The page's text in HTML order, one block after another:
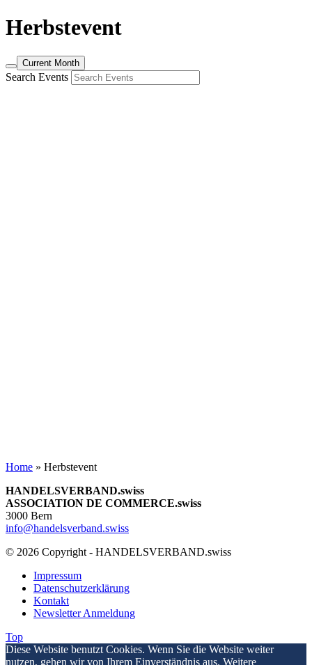
Herbstevent
Current Month
Search Events
Home » Herbstevent
HANDELSVERBAND.swiss
ASSOCIATION DE COMMERCE.swiss
3000 Bern
info@handelsverband.swiss
© 2026 Copyright - HANDELSVERBAND.swiss
Impressum
Datenschutzerklärung
Kontakt
Newsletter Anmeldung
Top
Diese Website benutzt Cookies. Wenn Sie die Website weiter
nutzen, gehen wir von Ihrem Einverständnis aus. Weitere